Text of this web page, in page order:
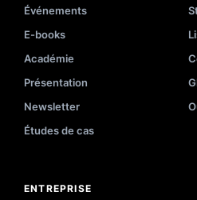
Événements
E-books
Académie
Présentation
Newsletter
Études de cas
ENTREPRISE